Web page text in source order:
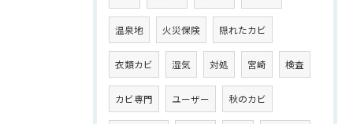
温泉地 火災保険 隠れたカビ
衣類カビ 湿気 対処 宮崎 検査
カビ専門 ユーザー 秋のカビ